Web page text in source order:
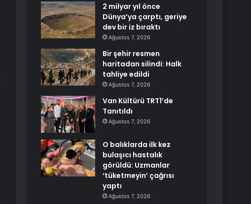
2 milyar yıl önce
Dünya’ya çarptı, geriye
dev bir iz bıraktı
Ağustos 7, 2026
Bir şehir resmen
haritadan silindi: Halk
tahliye edildi
Ağustos 7, 2026
Van Kültürü TRT1’de
Tanıtıldı
Ağustos 7, 2026
O balıklarda ilk kez
bulaşıcı hastalık
görüldü: Uzmanlar
‘tüketmeyin’ çağrısı
yaptı
Ağustos 7, 2026